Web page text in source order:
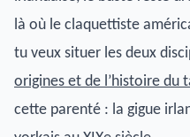
là où le claquettiste
tu veux situer les deux
origines et de l’histoire du
cette parenté : la gigue